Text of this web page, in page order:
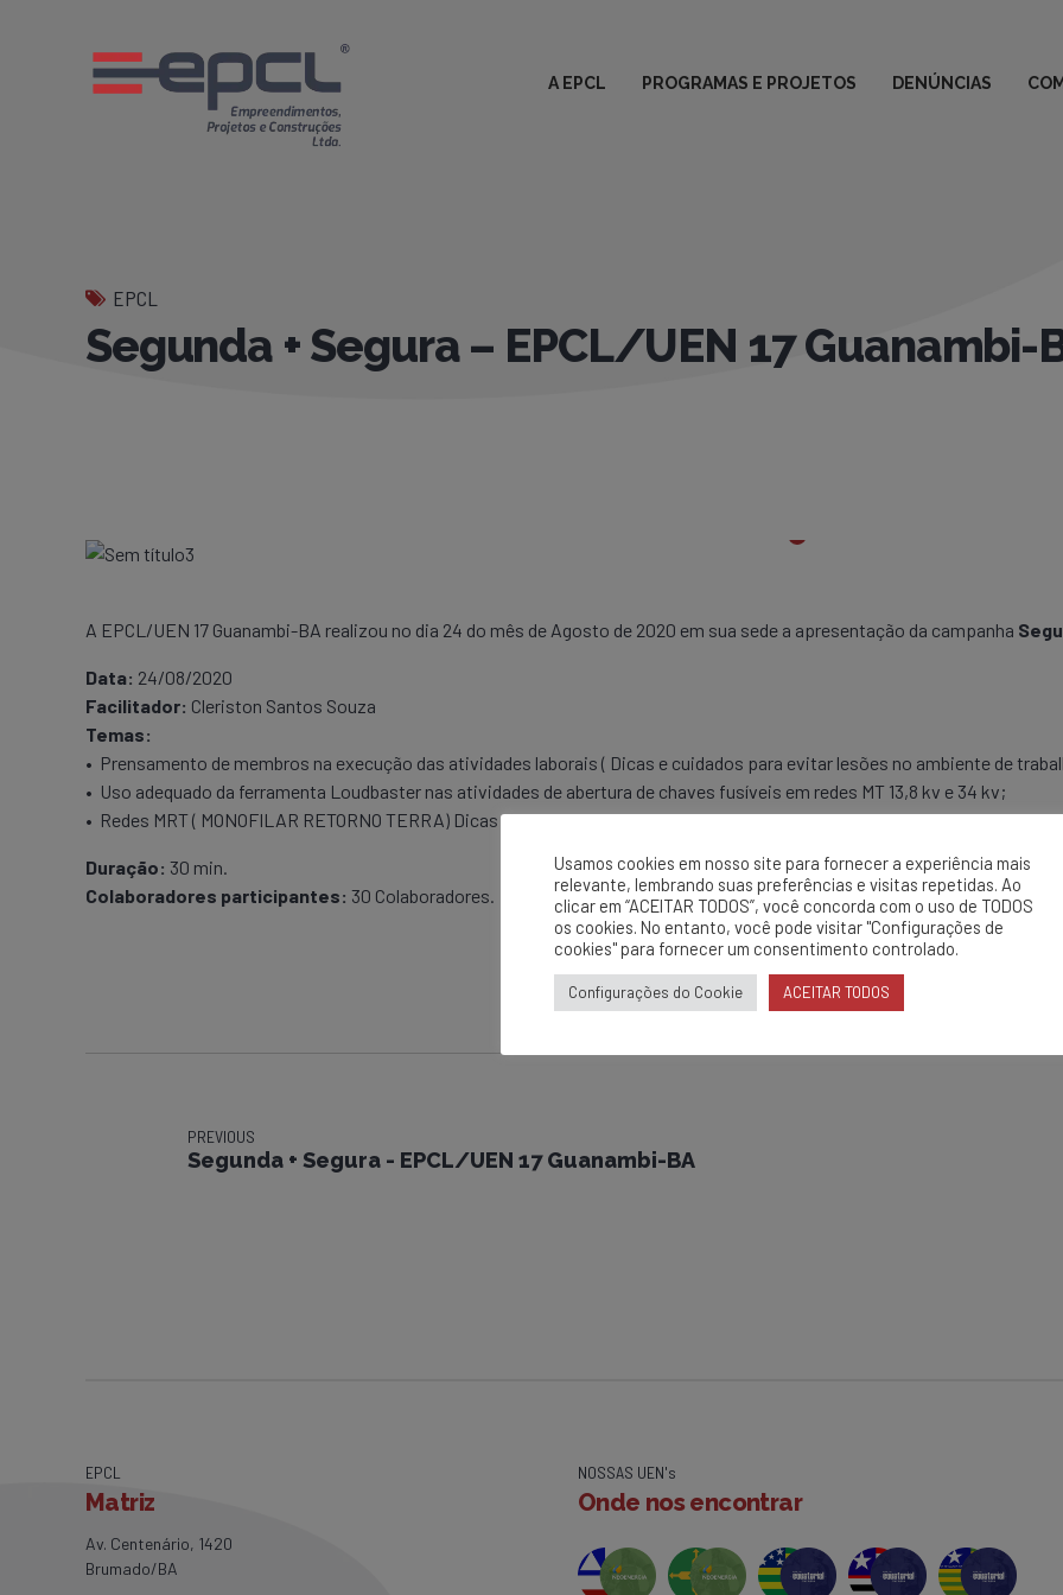
A EPCL PROGRAMAS E PROJETOS DENÚNCIAS
EPCL
Segunda + Segura – EPCL/UEN 17 Guanambi-
A EPCL/UEN 17 Guanambi-BA realizou no dia 24 do mês de Agosto de 2020 em sua sede a apresentação da campanha
Data: 24/08/2020
Facilitador: Cleriston Santos Souza
Temas:
• Prensamento de membros na execução das atividades laborais ( Dicas e cuidados para evitar lesões no ambiente de
• Uso adequado da ferramenta Loudbaster nas atividades de abertura de chaves fusíveis em redes MT 13,8 kv e 34 kv;
• Redes MRT ( MONOFILAR RETORNO TERRA) Dicas de segurança.
Duração: 30 min.
Colaboradores participantes: 30 Colaboradores.
PREVIOUS
Segunda + Segura - EPCL/UEN 17 Guanambi-BA
EPCL
Matriz
Av. Centenário, 1420
Brumado/BA
NOSSAS UEN's
Onde nos encontrar
Usamos cookies em nosso site para fornecer a experiência mais
relevante, lembrando suas preferências e visitas repetidas. Ao
clicar em “ACEITAR TODOS”, você concorda com o uso de TODOS
os cookies. No entanto, você pode visitar "Configurações de
cookies" para fornecer um consentimento controlado.
Configurações do Cookie ACEITAR TODOS